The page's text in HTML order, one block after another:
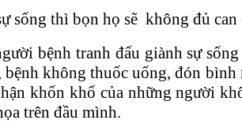
sống thì bọn họ sẽ không đủ can
bệnh tranh đấu giành sự
không thuốc uống, đón
khốn khổ của những người
trên đầu mình.